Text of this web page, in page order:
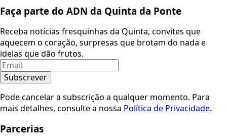
Faça parte do ADN da Quinta da Ponte
Receba notícias fresquinhas da Quinta, convites que
aquecem o coração, surpresas que brotam do nada e
ideias que dão frutos.
Subscrever
Pode cancelar a subscrição a qualquer momento. Para
mais detalhes, consulte a nossa Política de Privacidade.
Parcerias